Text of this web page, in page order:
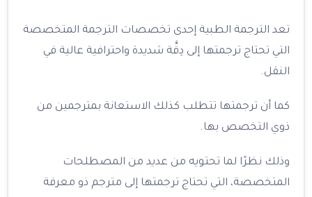
تعد الترجمة الطبية إحدى تخصصات الترجمة المتخصصة
التي تحتاج ترجمتها إلى دِقَّة شديدة واحترافية عالية في
النقل.
كما أن ترجمتها تتطلب كذلك الاستعانة بمترجمين من
ذوي التخصص بها.
وذلك نظرًا لما تحتويه من عديد من المصطلحات
المتخصصة، التي تحتاج ترجمتها إلى مترجم ذو معرفة